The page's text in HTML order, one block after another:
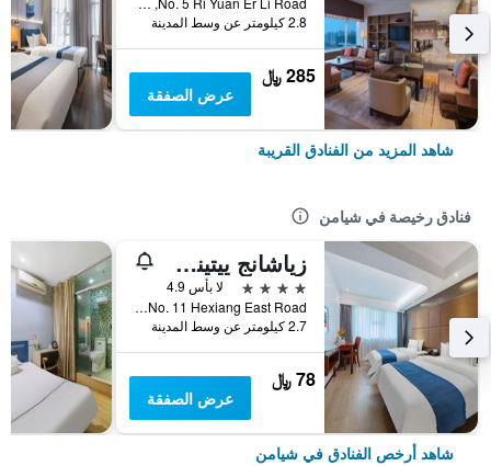
2.8 كيلومتر عن وسط المدينة
285 ﷼
عرض الصفقة
شاهد المزيد من الفنادق القريبة
فنادق رخيصة في شيامن
زياشانج ييتينج بيزنس هوتل هيكسيانج - زيامين
4 نجوم
لا بأس 4.9
No. 11 Hexiang East Road, شيامن, الصين
2.7 كيلومتر عن وسط المدينة
78 ﷼
عرض الصفقة
شاهد أرخص الفنادق في شيامن